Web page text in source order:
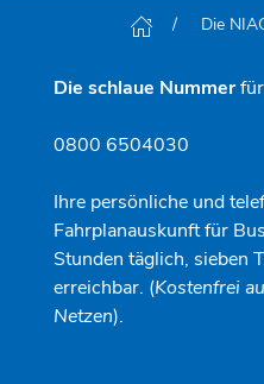
Die
Die schlaue Nummerfür
0800 6504030
Ihre persönliche und
Fahrplanauskunft für
Stunden täglich, sieben
erreichbar. (Kostenfrei
Netzen).